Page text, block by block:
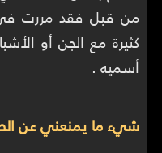
من قبل فقد مررت
كثيرة مع الجن أو
أسميه .
شيء ما يمنعني عن